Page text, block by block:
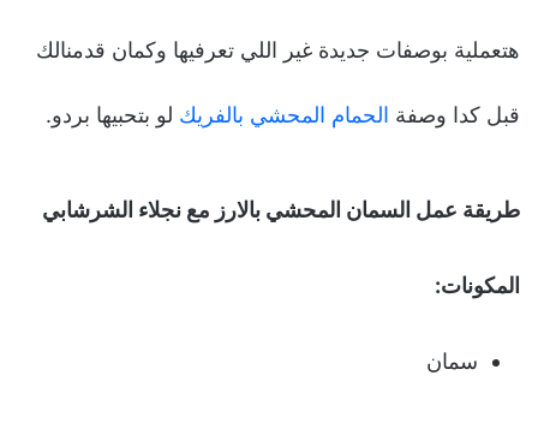
هتعملية بوصفات جديدة غير اللي تعرفيها وكمان قدمنالك
قبل كدا وصفة الحمام المحشي بالفريك لو بتحبيها بردو.
طريقة عمل السمان المحشي بالارز مع نجلاء الشرشابي
المكونات:
سمان